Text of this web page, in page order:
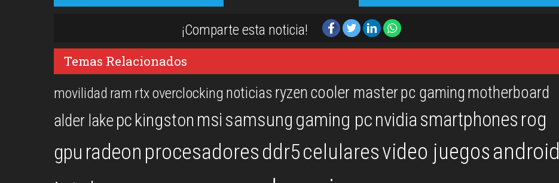
¡Comparte esta noticia!
Temas Relacionados
movilidad ram rtxoverclocking noticias ryzencooler masterpc gamingmotherboard
alder lakepc kingston msi samsung gaming pcnvidiasmartphones rog
gpu radeon procesadoresddr5celularesvideo juegosandroid